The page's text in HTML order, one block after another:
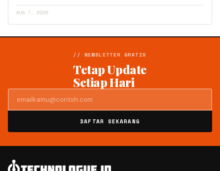
AUG 7, 2026
// NEWSLETTER GRATIS
Tetap Update
Setiap Hari
DAFTAR SEKARANG